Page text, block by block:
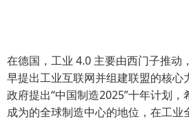
在德国，工业 4.0 主要由西门子推动
早提出工业互联网并组建联盟的核心
政府提出“中国制造2025”十年计划
成为的全球制造中心的地位，在工业